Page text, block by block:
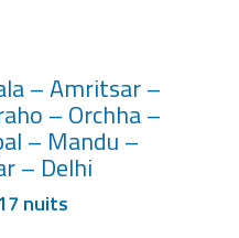
– Amritsar –
– Orchha –
– Mandu –
– Delhi
nuits